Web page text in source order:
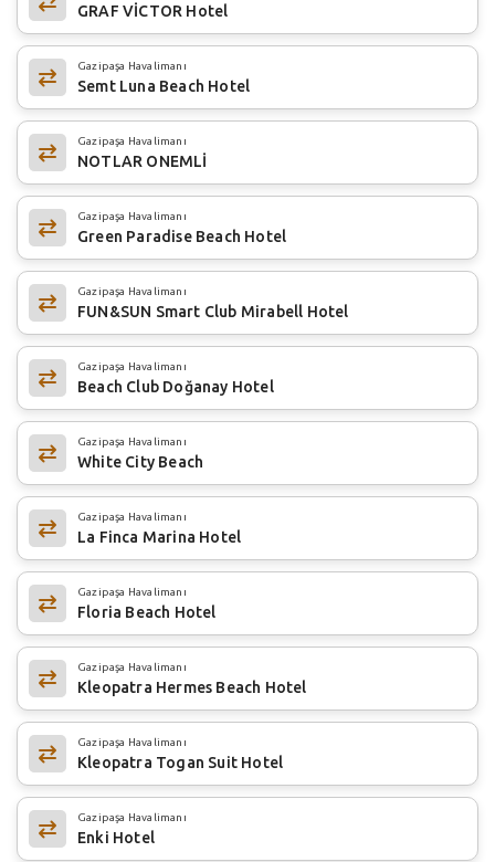
GRAF VİCTOR Hotel
Gazipaşa Havalimanı
Semt Luna Beach Hotel
Gazipaşa Havalimanı
NOTLAR ONEMLİ
Gazipaşa Havalimanı
Green Paradise Beach Hotel
Gazipaşa Havalimanı
FUN&SUN Smart Club Mirabell Hotel
Gazipaşa Havalimanı
Beach Club Doğanay Hotel
Gazipaşa Havalimanı
White City Beach
Gazipaşa Havalimanı
La Finca Marina Hotel
Gazipaşa Havalimanı
Floria Beach Hotel
Gazipaşa Havalimanı
Kleopatra Hermes Beach Hotel
Gazipaşa Havalimanı
Kleopatra Togan Suit Hotel
Gazipaşa Havalimanı
Enki Hotel